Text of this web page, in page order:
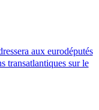
aux eurodéputés
transatlantiques sur le